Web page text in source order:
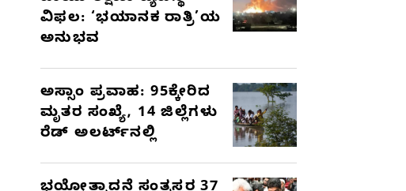
ವಿಫಲ: ‘ಭಯಾನಕ ರಾತ್ರಿ’ಯ
ಅನುಭವ
ಅಸ್ಸಾಂ ಪ್ರವಾಹ: 95ಕ್ಕೇರಿದ
ಮೃತರ ಸಂಖ್ಯೆ, 14 ಜಿಲ್ಲೆಗಳು
ರೆಡ್ ಅಲರ್ಟ್‌ನಲ್ಲಿ